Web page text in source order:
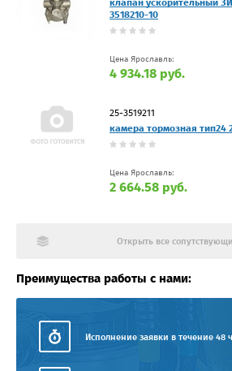
клапан ускорительный
3518210-10
Цена Ярославль:
4 934.18 руб.
25-3519211
камера тормозная тип24
Цена Ярославль:
2 664.58 руб.
Открыть все
Преимущества работы с нами:
Исполнение заявки в течение 48